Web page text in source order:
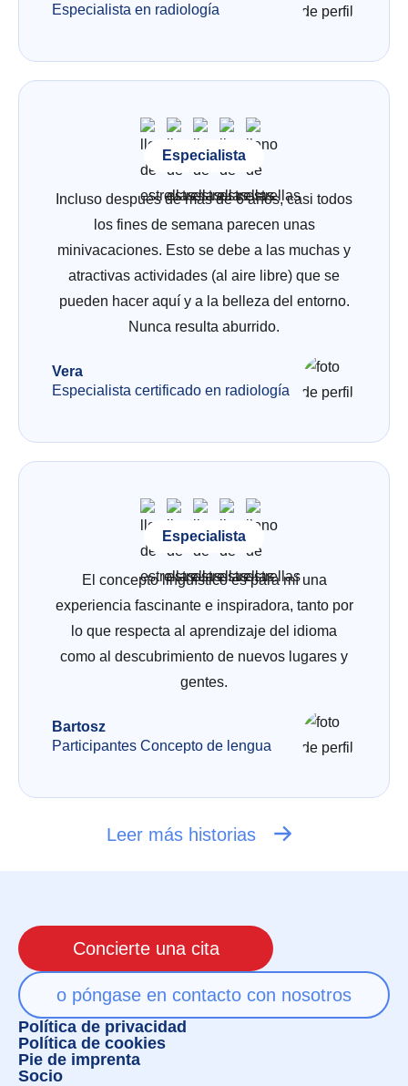
Especialista en radiología
Especialista
Incluso después de más de 6 años, casi todos
los fines de semana parecen unas
minivacaciones. Esto se debe a las muchas y
atractivas actividades (al aire libre) que se
pueden hacer aquí y a la belleza del entorno.
Nunca resulta aburrido.
Vera
Especialista certificado en radiología
Especialista
El concepto lingüístico es para mí una
experiencia fascinante e inspiradora, tanto por
lo que respecta al aprendizaje del idioma
como al descubrimiento de nuevos lugares y
gentes.
Bartosz
Participantes Concepto de lengua
Leer más historias
Socio
Política de privacidad
Política de cookies
Pie de imprenta
Concierte una cita
o póngase en contacto con nosotros